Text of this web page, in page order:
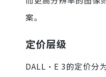
案。
定价层级
DALL·E 3的定价分